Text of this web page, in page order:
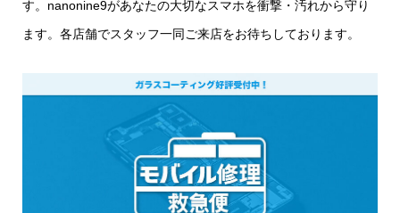
す。nanonine9があなたの大切なスマホを衝撃・汚れから守り
ます。各店舗でスタッフ一同ご来店をお待ちしております。